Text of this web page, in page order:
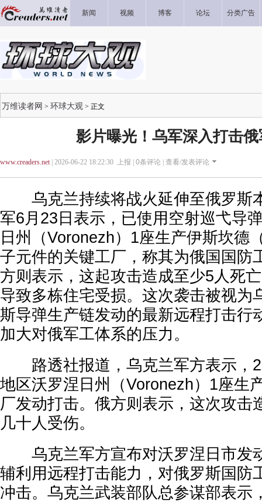
新闻 视频 博客 论坛 分类广告
万维读者网 > 环球大观 > 正文
影片曝光！乌军深入打击
www.creaders.net| 2026-06-22 18:22:30 上报 | 0条评论 | 查看/发表评论
乌克兰持续将战火延伸至俄罗斯
军6月23日表示，已使用空射巡弋导
日州（Voronezh）1座生产伊斯坎德
子元件的关键工厂，称其为俄国国防
方则表示，这起攻击造成至少5人死
导致多栋住宅受损。这次袭击被视为
斯导弹生产链发动的最新远程打击行
加大对俄军工体系的压力。
路透社报道，乌克兰军方表示，
地区沃罗涅日州（Voronezh）1座生
厂发动打击。俄方则表示，这次攻击
几十人受伤。
乌克兰军方宣布对沃罗涅日市发
辅利用远程打击能力，对俄罗斯国防
冲击。乌克兰武装部队总参谋部表示